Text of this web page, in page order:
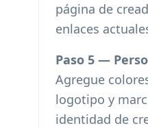
página de
enlaces
Paso 5 —
Agregue
logotipo y
identidad de